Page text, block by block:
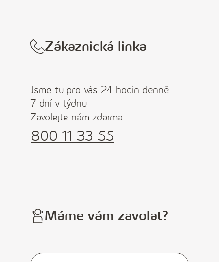
Zákaznická linka
Jsme tu pro vás 24 hodin denně
7 dní v týdnu
Zavolejte nám zdarma
800 11 33 55
Máme vám zavolat?